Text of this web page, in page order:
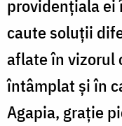
providențiala ei
caute soluţii
aflate în vizorul
întâmplat şi în
Agapia, graţie